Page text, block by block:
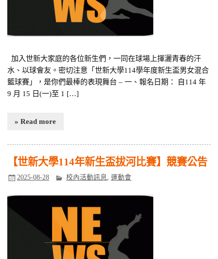
加入世新大家庭的各位新生們，一同在球場上揮灑青春的汗
水、以球會友。密切注意「世新大學114學年度新生盃男女混合
籃球賽」，是你們最棒的表現舞台 – 一、報名日期： 自114 年
9 月 15 日(一)至 1 […]
» Read more
【世新大學114年新生盃拔河比賽】競賽公告
2025-08-28 校內活動訊息 ,運動會